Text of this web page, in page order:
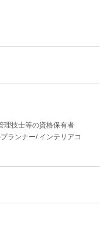
理技士等の資格保有者
ランナー/ インテリアコ